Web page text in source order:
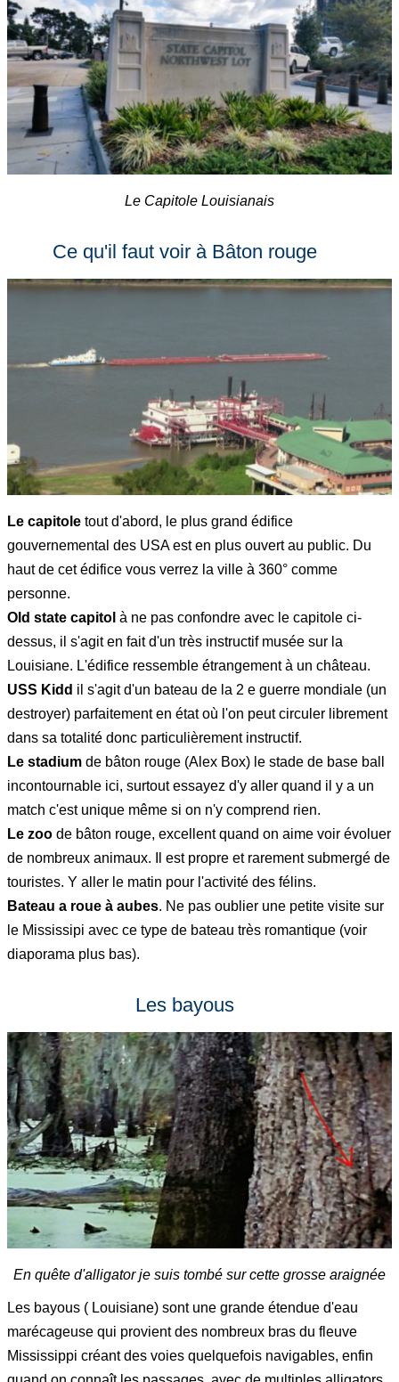
Le Capitole Louisianais
Ce qu'il faut voir à Bâton rouge
Le capitole tout d'abord, le plus grand édifice
gouvernemental des USA est en plus ouvert au public. Du
haut de cet édifice vous verrez la ville à 360° comme
personne.
Old state capitol à ne pas confondre avec le capitole ci-
dessus, il s'agit en fait d'un très instructif musée sur la
Louisiane. L'édifice ressemble étrangement à un château.
USS Kidd il s'agit d'un bateau de la 2 e guerre mondiale (un
destroyer) parfaitement en état où l'on peut circuler librement
dans sa totalité donc particulièrement instructif.
Le stadium de bâton rouge (Alex Box) le stade de base ball
incontournable ici, surtout essayez d'y aller quand il y a un
match c'est unique même si on n'y comprend rien.
Le zoo de bâton rouge, excellent quand on aime voir évoluer
de nombreux animaux. Il est propre et rarement submergé de
touristes. Y aller le matin pour l'activité des félins.
Bateau a roue à aubes. Ne pas oublier une petite visite sur
le Mississipi avec ce type de bateau très romantique (voir
diaporama plus bas).
Les bayous
En quête d'alligator je suis tombé sur cette grosse araignée
Les bayous ( Louisiane) sont une grande étendue d'eau
marécageuse qui provient des nombreux bras du fleuve
Mississippi créant des voies quelquefois navigables, enfin